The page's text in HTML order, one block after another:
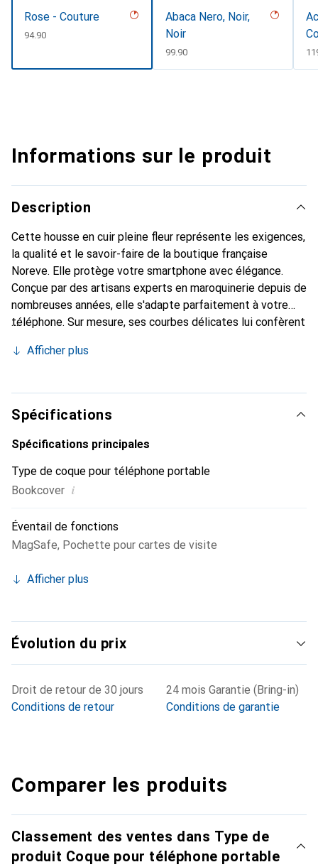
Rose - Couture
CHF
94.90
Abaca Nero, Noir,
Noir
CHF
99.90
Informations sur le produit
Description
Cette housse en cuir pleine fleur représente les exigences,
la qualité et le savoir-faire de la boutique française
Noreve. Elle protège votre smartphone avec élégance.
Conçue par des artisans experts en maroquinerie depuis de
nombreuses années, elle s'adapte parfaitement à votre
téléphone. Sur mesure, ses courbes délicates lui confèrent
et indispensable de votre smartphone. Reconnaître
marque Noreve est un choix sûr pour une clientèle
exigeante.
Afficher plus
Spécifications
Spécifications principales
Type de coque pour téléphone portable
Bookcover i
Éventail de fonctions
MagSafe, Pochette pour cartes de visite
Afficher plus
Évolution du prix
Droit de retour de 30 jours
Conditions de retour
24 mois Garantie (Bring-in)
Conditions de garantie
Comparer les produits
Classement des ventes dans Type de
produit Coque pour téléphone portable